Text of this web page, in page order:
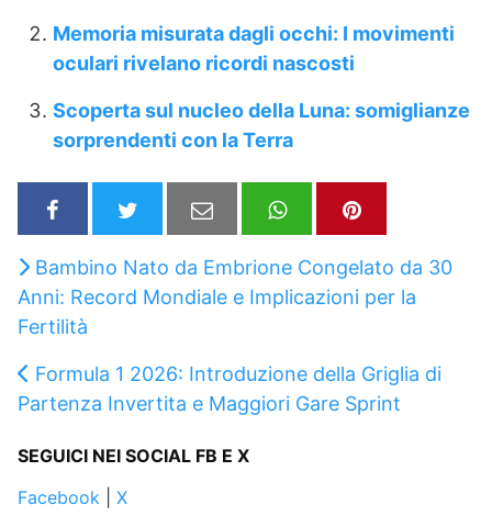
Memoria misurata dagli occhi: I movimenti
oculari rivelano ricordi nascosti
Scoperta sul nucleo della Luna: somiglianze
sorprendenti con la Terra
Bambino Nato da Embrione Congelato da 30
Anni: Record Mondiale e Implicazioni per la
Fertilità
Formula 1 2026: Introduzione della Griglia di
Partenza Invertita e Maggiori Gare Sprint
SEGUICI NEI SOCIAL FB E X
Facebook
X